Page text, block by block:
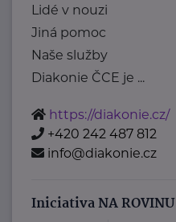
Lidé v nouzi
Jiná pomoc
Naše služby
Diakonie ČCE je ...
https://diakonie.cz/
+420 242 487 812
info@diakonie.cz
Iniciativa NA ROVINU